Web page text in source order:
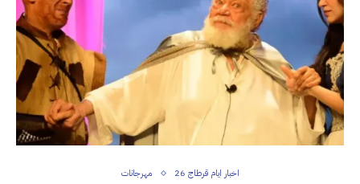
اخبار ايام قرطاج 26 مهرجانات